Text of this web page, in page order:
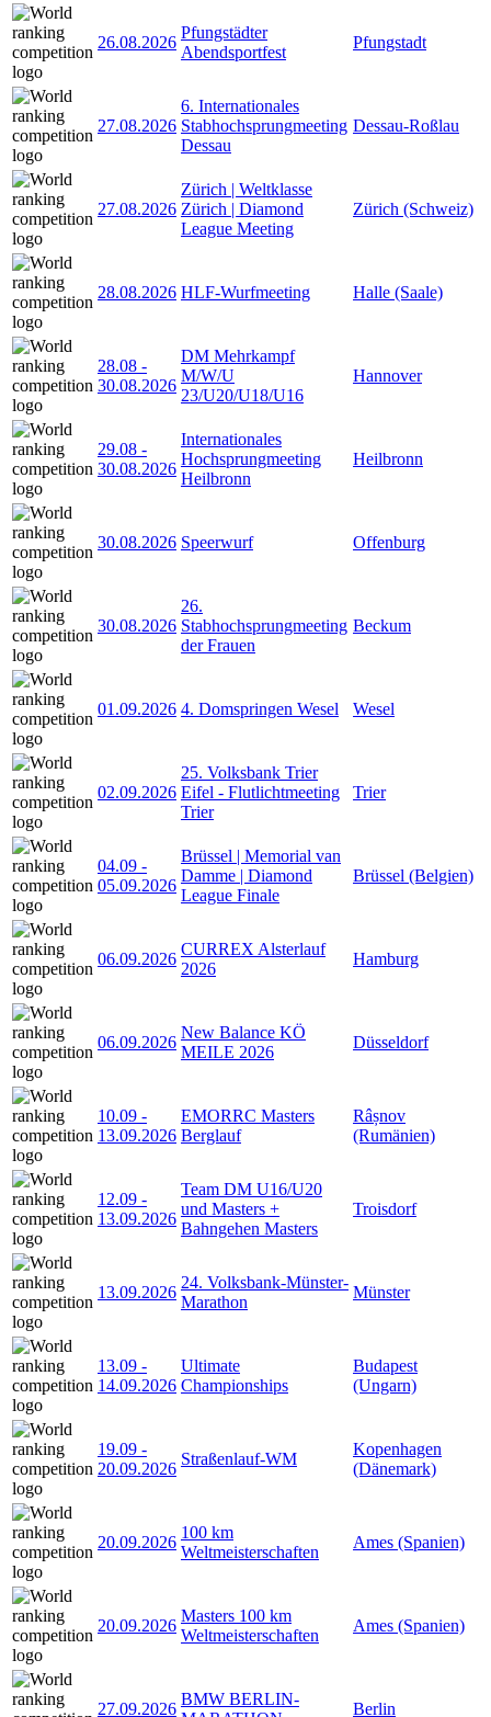
26.08.2026
Pfungstädter
Abendsportfest
Pfungstadt
27.08.2026
6. Internationales
Stabhochsprungmeeting
Dessau
Dessau-Roßlau
27.08.2026
Zürich | Weltklasse
Zürich | Diamond
League Meeting
Zürich (Schweiz)
28.08.2026 HLF-Wurfmeeting Halle (Saale)
28.08 -
30.08.2026
DM Mehrkampf
M/W/U
23/U20/U18/U16
Hannover
29.08 -
30.08.2026
Internationales
Hochsprungmeeting
Heilbronn
Heilbronn
30.08.2026 Speerwurf Offenburg
30.08.2026
26.
Stabhochsprungmeeting
der Frauen
Beckum
01.09.2026 4. Domspringen Wesel Wesel
02.09.2026
25. Volksbank Trier
Eifel - Flutlichtmeeting
Trier
Trier
04.09 -
05.09.2026
Brüssel | Memorial van
Damme | Diamond
League Finale
Brüssel (Belgien)
06.09.2026
CURREX Alsterlauf
2026
Hamburg
06.09.2026
New Balance KÖ
MEILE 2026
Düsseldorf
10.09 -
13.09.2026
EMORRC Masters
Berglauf
Râșnov
(Rumänien)
12.09 -
13.09.2026
Team DM U16/U20
und Masters +
Bahngehen Masters
Troisdorf
13.09.2026
24. Volksbank-Münster-
Marathon
Münster
13.09 -
14.09.2026
Ultimate
Championships
Budapest
(Ungarn)
19.09 -
20.09.2026
Straßenlauf-WM
Kopenhagen
(Dänemark)
20.09.2026
100 km
Weltmeisterschaften
Ames (Spanien)
20.09.2026
Masters 100 km
Weltmeisterschaften
Ames (Spanien)
27.09.2026
BMW BERLIN-
Berlin